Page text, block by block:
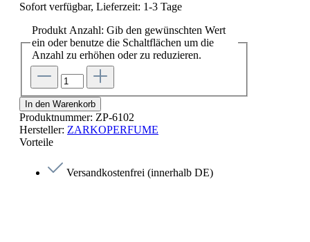
Sofort verfügbar, Lieferzeit: 1-3 Tage
Produkt Anzahl: Gib den gewünschten Wert
ein oder benutze die Schaltflächen um die
Anzahl zu erhöhen oder zu reduzieren.
In den Warenkorb
Produktnummer: ZP-6102
Hersteller: ZARKOPERFUME
Vorteile
Versandkostenfrei (innerhalb DE)